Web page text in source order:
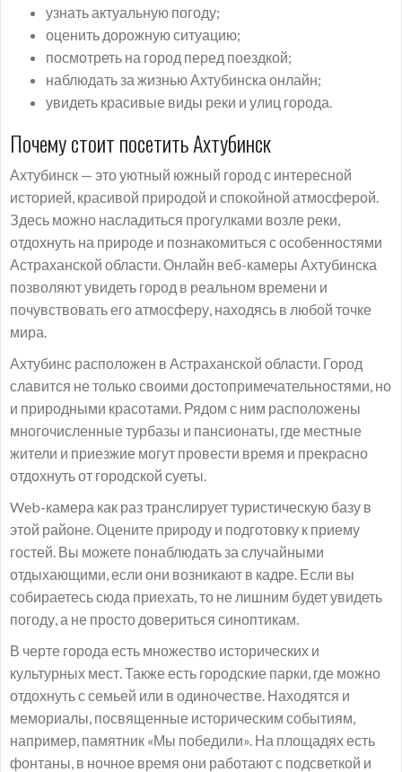
узнать актуальную погоду;
оценить дорожную ситуацию;
посмотреть на город перед поездкой;
наблюдать за жизнью Ахтубинска онлайн;
увидеть красивые виды реки и улиц города.
Почему стоит посетить Ахтубинск
Ахтубинск — это уютный южный город с интересной
историей, красивой природой и спокойной атмосферой.
Здесь можно насладиться прогулками возле реки,
отдохнуть на природе и познакомиться с особенностями
Астраханской области. Онлайн веб-камеры Ахтубинска
позволяют увидеть город в реальном времени и
почувствовать его атмосферу, находясь в любой точке
мира.
Ахтубинс расположен в Астраханской области. Город
славится не только своими достопримечательностями, но
и природными красотами. Рядом с ним расположены
многочисленные турбазы и пансионаты, где местные
жители и приезжие могут провести время и прекрасно
отдохнуть от городской суеты.
Web-камера как раз транслирует туристическую базу в
этой районе. Оцените природу и подготовку к приему
гостей. Вы можете понаблюдать за случайными
отдыхающими, если они возникают в кадре. Если вы
собираетесь сюда приехать, то не лишним будет увидеть
погоду, а не просто довериться синоптикам.
В черте города есть множество исторических и
культурных мест. Также есть городские парки, где можно
отдохнуть с семьей или в одиночестве. Находятся и
мемориалы, посвященные историческим событиям,
например, памятник «Мы победили». На площадях есть
фонтаны, в ночное время они работают с подсветкой и